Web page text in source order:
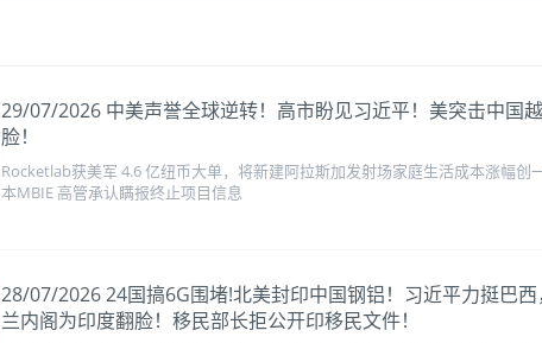
29/07/2026 中美声誉全球逆转！高市盼见习近平！美突击中国
脸！
Rocketlab获美军 4.6 亿纽币大单，将新建阿拉斯加发射场家庭生活成本涨幅
本MBIE 高管承认瞒报终止项目信息
28/07/2026 24国搞6G围堵!北美封印中国钢铝！习近平力挺巴
兰内阁为印度翻脸！移民部长拒公开印移民文件！